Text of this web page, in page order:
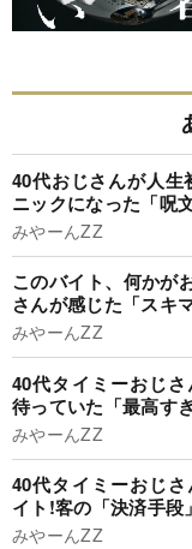
40代おじさんが人
ニックになった「呪
みやーんZZ
このバイト、何かが
さんが感じた「スキ
みやーんZZ
40代タイミーおじ
待っていた「最高す
みやーんZZ
40代タイミーおじ
イト!客の「決済手
みやーんZZ